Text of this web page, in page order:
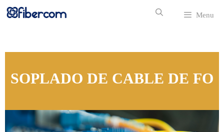
Menu
SOPLADO DE CABLE DE FO